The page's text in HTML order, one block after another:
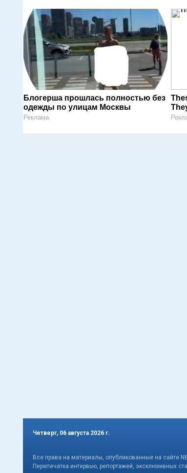
Блогерша прошлась полностью без
одежды по улицам Москвы
Реклама
Четверг, 06 августа 2026 г.
Все права на материалы, опубликованные на сайте
Перепечатка интервью, репортажей, эксклюзивных